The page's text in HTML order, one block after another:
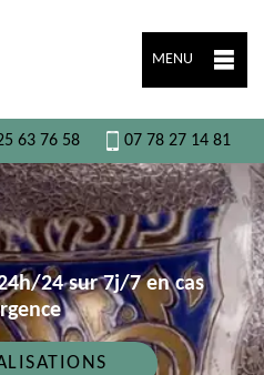
MENU
63 76 58 07 78 27 14 81
24 sur 7j/7 en cas